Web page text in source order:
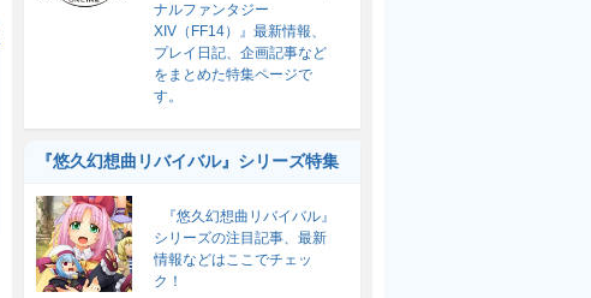
ナルファンタジー
XIV（FF14）』最新情報、
プレイ日記、企画記事など
をまとめた特集ページで
す。
『悠久幻想曲リバイバル』シリーズ特集
『悠久幻想曲リバイバル』
シリーズの注目記事、最新
情報などはここでチェッ
ク！